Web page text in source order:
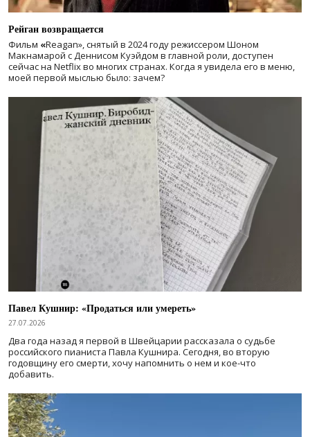
Рейган возвращается
Фильм «Reagan», снятый в 2024 годурежиссером Шоном
Макнамарой с Деннисом Куэйдом в главной роли, доступен
сейчас на Netflix во многих странах. Когда я увидела его в меню,
моей первой мыслью было: зачем?
Павел Кушнир: «Продаться или умереть»
27.07.2026
Два года назад я первой в Швейцарии рассказала о судьбе
российского пианиста Павла Кушнира. Сегодня, во вторую
годовщину его смерти, хочу напомнить о нем и кое-что
добавить.